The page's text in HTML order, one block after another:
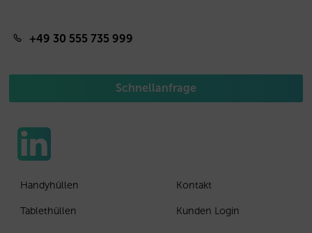
+49 30 555 735 999
Schnellanfrage
Handyhüllen
Tablethüllen
Kontakt
Kunden Login